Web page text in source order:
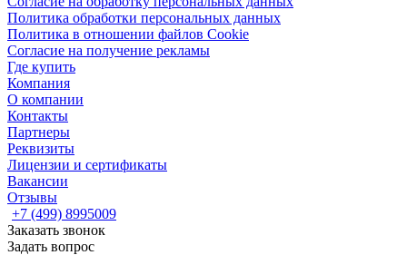
Политика обработки персональных данных
Политика в отношении файлов Cookie
Согласие на получение рекламы
Где купить
Компания
О компании
Контакты
Партнеры
Реквизиты
Лицензии и сертификаты
Вакансии
Отзывы
+7 (499) 8995009
Заказать звонок
Задать вопрос